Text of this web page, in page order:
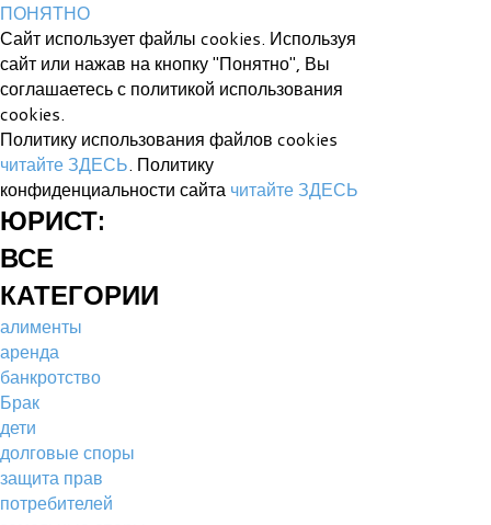
ПОНЯТНО
Сайт использует файлы cookies. Используя
сайт или нажав на кнопку "Понятно", Вы
соглашаетесь с политикой использования
cookies.
Политику использования файлов cookies
читайте ЗДЕСЬ. Политику
конфиденциальности сайта читайте ЗДЕСЬ
ЮРИСТ:
ВСЕ
КАТЕГОРИИ
алименты
аренда
банкротство
Брак
дети
долговые споры
защита прав
потребителей